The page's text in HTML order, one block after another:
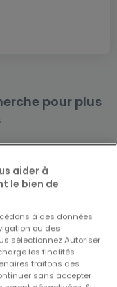
pour plus
qui vous
aider à
le bien de
à des données
ou des
sélectionnez Autoriser
les finalités
traitons des
sans accepter